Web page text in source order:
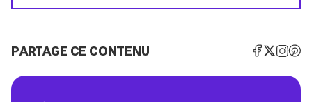
PARTAGE CE CONTENU